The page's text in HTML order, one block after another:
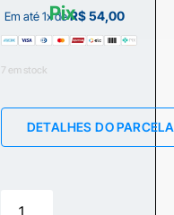
Em até 1x deR$54,00
Pix
7 em stock
DETALHES DO